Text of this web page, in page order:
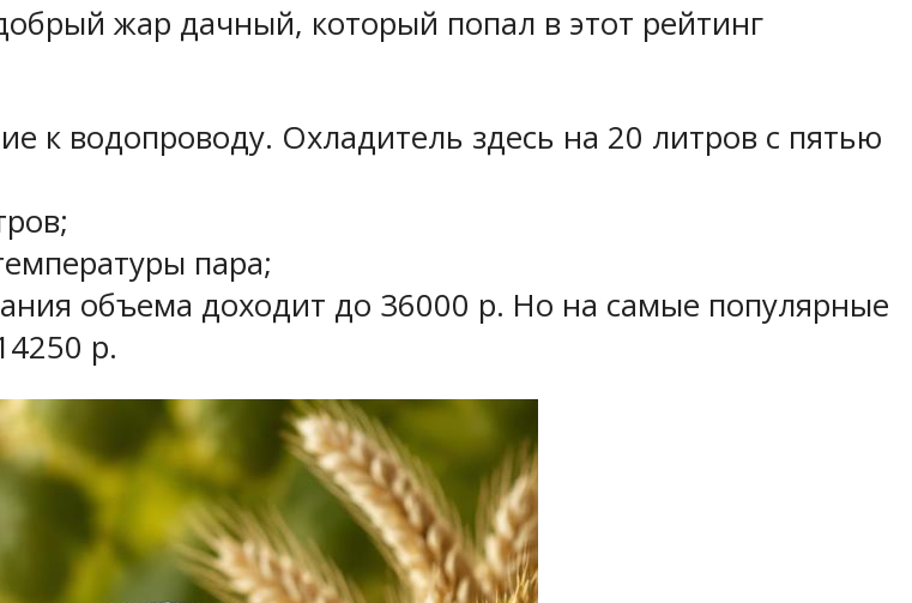
жар дачный, который попал в этот рейтинг
к водопроводу. Охладитель здесь на 20 литров с пятью
пара;
объема доходит до 36000 р. Но на самые популярные
р.